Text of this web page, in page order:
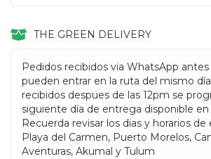
THE GREEN DELIVERY
Pedidos recibidos via WhatsApp antes
pueden entrar en la ruta del mismo
recibidos despues de las 12pm se
siguiente día de entrega disponible en
Recuerda revisar los dias y horarios
Playa del Carmen, Puerto Morelos,
Aventuras, Akumal y Tulum